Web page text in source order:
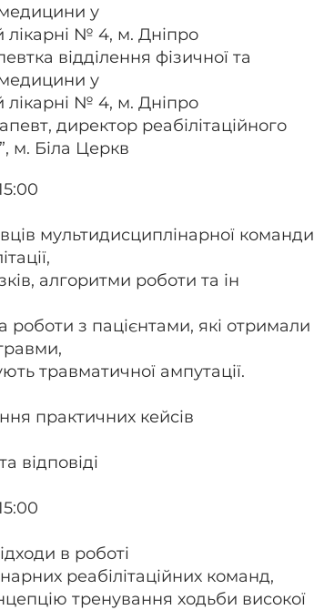
медицини у
лікарні № 4, м. Дніпро
відділення фізичної та
медицини у
лікарні № 4, м. Дніпро
директор реабілітаційного
м. Біла Церкв
мультидисциплінарної команди
алгоритми роботи та ін
роботи з пацієнтами, які отримали
травматичної ампутації.
практичних кейсів
відповіді
в роботі
реабілітаційних команд,
тренування ходьби високої